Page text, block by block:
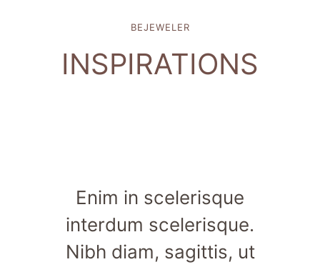
BEJEWELER
INSPIRATIONS
Enim in scelerisque
interdum scelerisque.
Nibh diam, sagittis, ut